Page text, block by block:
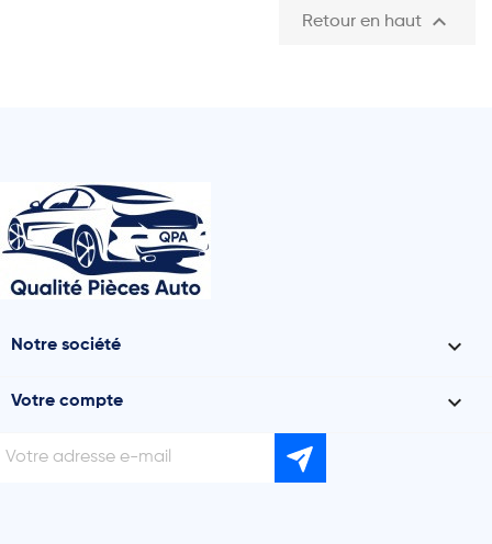
Retour en haut 
Notre société 
Votre compte 